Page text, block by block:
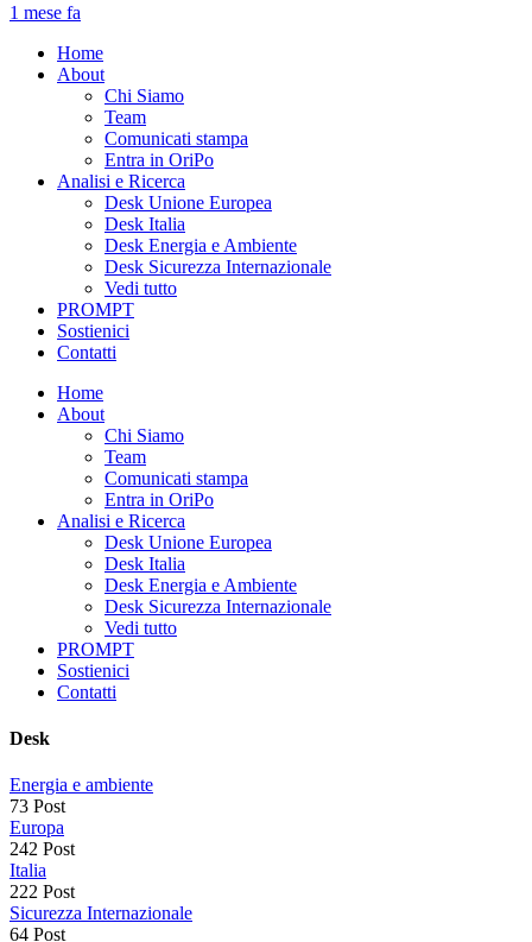
1 mese fa
Home
About
Chi Siamo
Team
Comunicati stampa
Entra in OriPo
Analisi e Ricerca
Desk Unione Europea
Desk Italia
Desk Energia e Ambiente
Desk Sicurezza Internazionale
Vedi tutto
PROMPT
Sostienici
Contatti
Home
About
Chi Siamo
Team
Comunicati stampa
Entra in OriPo
Analisi e Ricerca
Desk Unione Europea
Desk Italia
Desk Energia e Ambiente
Desk Sicurezza Internazionale
Vedi tutto
PROMPT
Sostienici
Contatti
Desk
Energia e ambiente
73 Post
Europa
242 Post
Italia
222 Post
Sicurezza Internazionale
64 Post